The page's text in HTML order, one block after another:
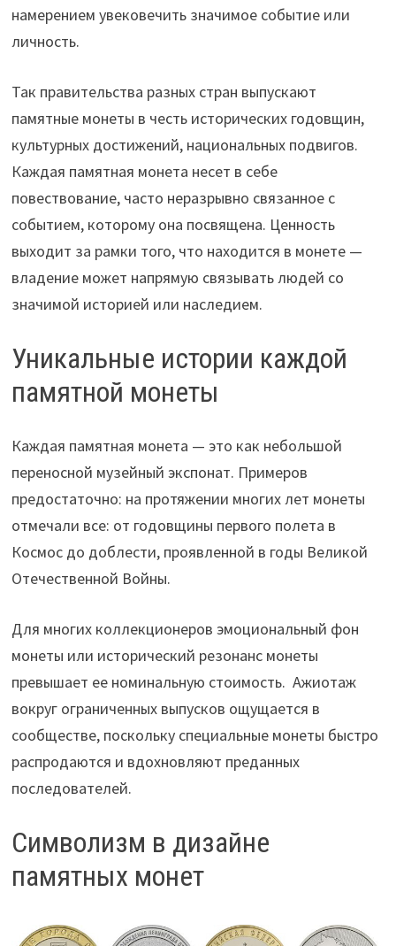
намерением увековечить значимое событие или
личность.
Так правительства разных стран выпускают
памятные монеты в честь исторических годовщин,
культурных достижений, национальных подвигов.
Каждая памятная монета несет в себе
повествование, часто неразрывно связанное с
событием, которому она посвящена. Ценность
выходит за рамки того, что находится в монете —
владение может напрямую связывать людей со
значимой историей или наследием.
Уникальные истории каждой
памятной монеты
Каждая памятная монета — это как небольшой
переносной музейный экспонат. Примеров
предостаточно: на протяжении многих лет монеты
отмечали все: от годовщины первого полета в
Космос до доблести, проявленной в годы Великой
Отечественной Войны.
Для многих коллекционеров эмоциональный фон
монеты или исторический резонанс монеты
превышает ее номинальную стоимость. Ажиотаж
вокруг ограниченных выпусков ощущается в
сообществе, поскольку специальные монеты быстро
распродаются и вдохновляют преданных
последователей.
Символизм в дизайне
памятных монет